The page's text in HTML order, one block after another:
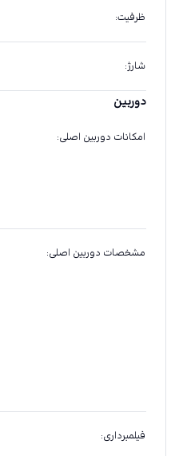
ظرفیت:
شارژ:
دوربین
امکانات دوربین اصلی:
مشخصات دوربین اصلی:
فیلمبرداری: